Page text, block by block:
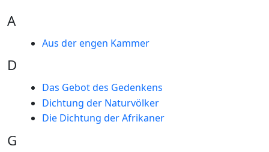
A
Aus der engen Kammer
D
Das Gebot des Gedenkens
Dichtung der Naturvölker
Die Dichtung der Afrikaner
G